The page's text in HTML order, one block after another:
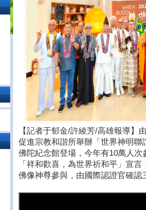
【記者于郁金/許綾芳/高雄報導】
促進宗教和諧所舉辦「世界神明聯
佛陀紀念館登場，今年有10萬人
「祥和歡喜，為世界祈和平」宣
佛像神尊參與，由國際認證官確認